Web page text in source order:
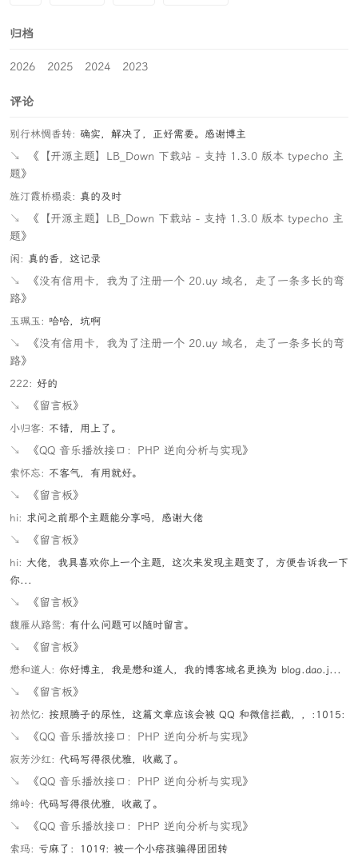
归档
2026 2025 2024 2023
评论
别行林惆香转: 确实，解决了，正好需要。感谢博主
↘
《【开源主题】LB_Down 下载站 - 支持 1.3.0 版本 typecho 主
题》
旌汀霞桥榻裘: 真的及时
↘
《【开源主题】LB_Down 下载站 - 支持 1.3.0 版本 typecho 主
题》
闲: 真的香，这记录
↘
《没有信用卡，我为了注册一个 20.uy 域名，走了一条多长的弯
路》
玉珮玉: 哈哈，坑啊
↘
《没有信用卡，我为了注册一个 20.uy 域名，走了一条多长的弯
路》
222: 好的
↘ 《留言板》
小归客: 不错，用上了。
↘ 《QQ 音乐播放接口：PHP 逆向分析与实现》
索怀忘: 不客气，有用就好。
↘ 《留言板》
hi: 求问之前那个主题能分享吗，感谢大佬
↘ 《留言板》
hi: 大佬，我具喜欢你上一个主题，这次来发现主题变了，方便告诉我一下
你...
↘ 《留言板》
馥雁从路鸳: 有什么问题可以随时留言。
↘ 《留言板》
懋和道人: 你好博主，我是懋和道人，我的博客域名更换为 blog.dao.j...
↘ 《留言板》
初然忆: 按照腾子的尿性，这篇文章应该会被 QQ 和微信拦截，，:1015:
↘ 《QQ 音乐播放接口：PHP 逆向分析与实现》
寂芳沙红: 代码写得很优雅，收藏了。
↘ 《QQ 音乐播放接口：PHP 逆向分析与实现》
绵岭: 代码写得很优雅，收藏了。
↘ 《QQ 音乐播放接口：PHP 逆向分析与实现》
索玛: 亏麻了：1019: 被一个小痞孩骗得团团转